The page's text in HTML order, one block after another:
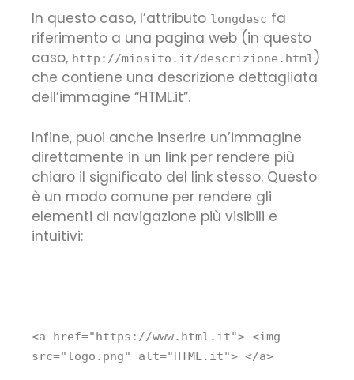
In questo caso, l’attributo longdesc fa
riferimento a una pagina web (in questo
caso, http://miosito.it/descrizione.html )
che contiene una descrizione dettagliata
dell’immagine “HTML.it”.
Infine, puoi anche inserire un’immagine
direttamente in un link per rendere più
chiaro il significato del link stesso. Questo
è un modo comune per rendere gli
elementi di navigazione più visibili e
intuitivi:
<a href="https://www.html.it"> <img
src="logo.png" alt="HTML.it"> </a>